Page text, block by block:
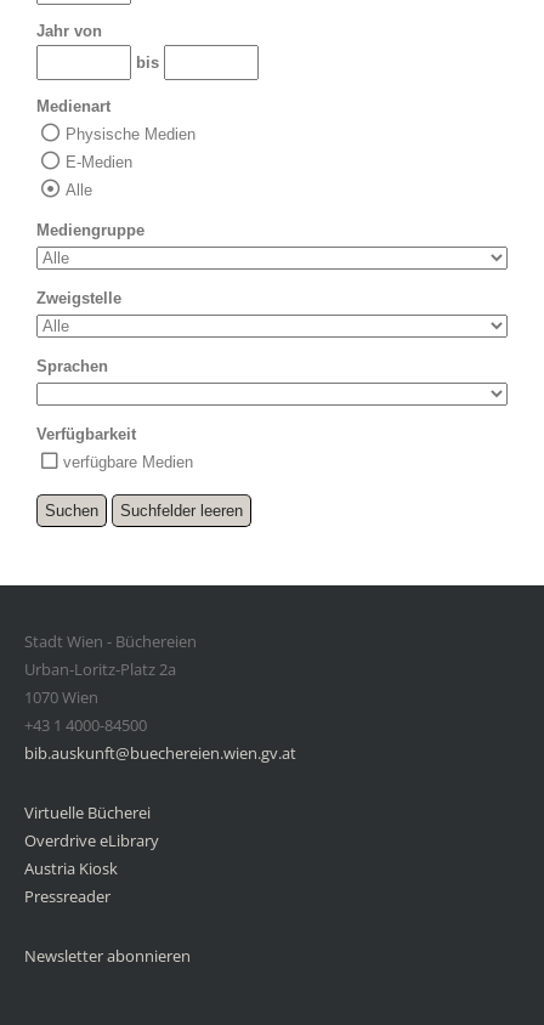
Jahr von
bis
Medienart
Physische Medien
E-Medien
Alle
Mediengruppe
Zweigstelle
Sprachen
Verfügbarkeit
verfügbare Medien
Stadt Wien - Büchereien
Urban-Loritz-Platz 2a
1070 Wien
+43 1 4000-84500
bib.auskunft@buechereien.wien.gv.at
Virtuelle Bücherei
Overdrive eLibrary
Austria Kiosk
Pressreader
Newsletter abonnieren